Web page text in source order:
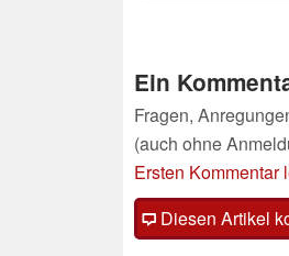
Ein
Fragen,
(auch ohne
Ersten Kommentar
Diesen Artikel